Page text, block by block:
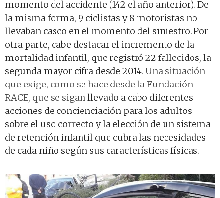
momento del accidente (142 el año anterior). De
la misma forma, 9 ciclistas y 8 motoristas no
llevaban casco en el momento del siniestro.Por
otra parte, cabe destacar el incremento de la
mortalidad infantil, que registró 22 fallecidos, la
segunda mayor cifra desde 2014. Una situación
que exige, como se hace desde la Fundación
RACE, que se siganllevado a cabo diferentes
acciones de concienciación para los adultos
sobre el uso correcto y la elección de un sistema
de retención infantil que cubra las necesidades
de cada niño según sus características físicas.